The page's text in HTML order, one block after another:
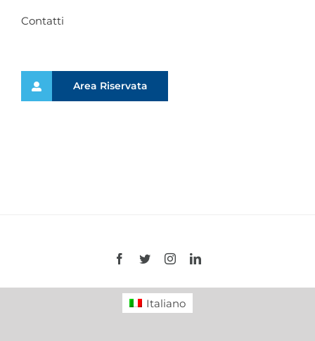
Contatti
Area Riservata
Facebook
TwitterInstagramLinkedIn
Italiano